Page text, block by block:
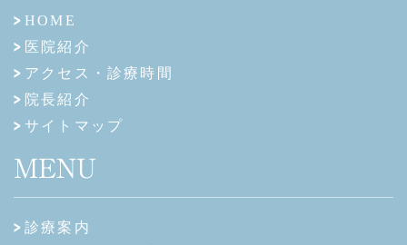
HOME
医院紹介
アクセス・診療時間
院長紹介
サイトマップ
MENU
診療案内